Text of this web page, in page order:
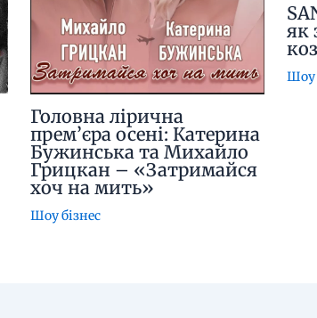
Головна лірична
прем’єра осені: Катерина
Бужинська та Михайло
Грицкан – «Затримайся
хоч на мить»
Шоу бізнес
як
Шоу